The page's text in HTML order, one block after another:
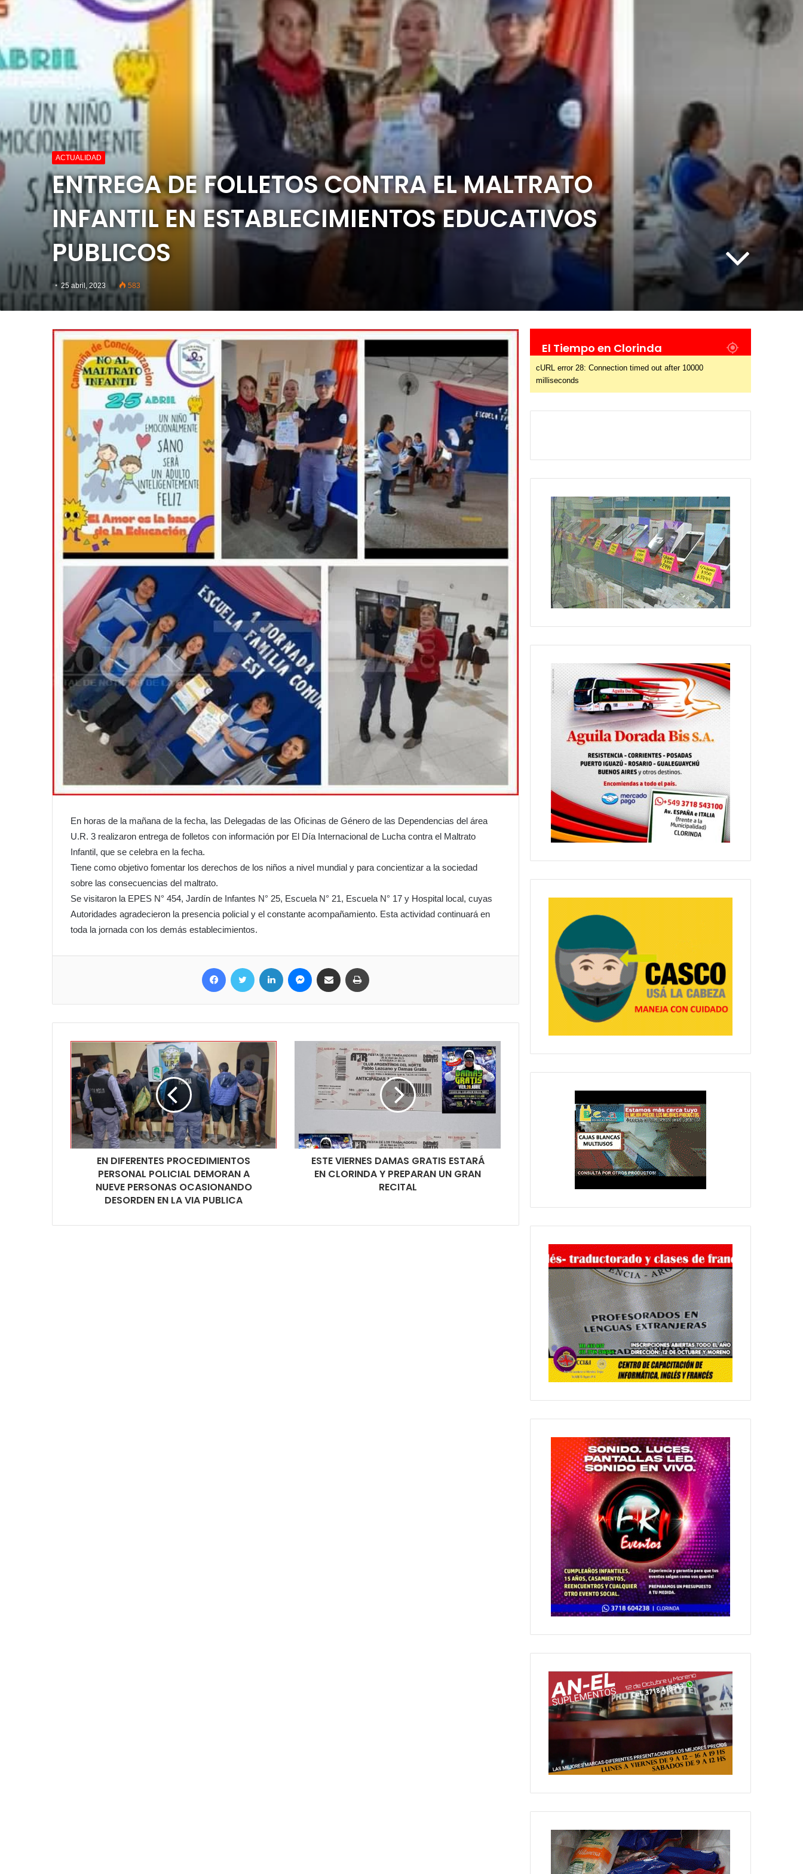
ACTUALIDAD
ENTREGA DE FOLLETOS CONTRA EL MALTRATO
INFANTIL EN ESTABLECIMIENTOS EDUCATIVOS
PUBLICOS
25 abril, 2023 583
En horas de la mañana de la fecha, las Delegadas de las Oficinas de Género de las Dependencias del área
U.R. 3 realizaron entrega de folletos con información por El Día Internacional de Lucha contra el Maltrato
Infantil, que se celebra en la fecha.
Tiene como objetivo fomentar los derechos de los niños a nivel mundial y para concientizar a la sociedad
sobre las consecuencias del maltrato.
Se visitaron la EPES N° 454, Jardín de Infantes N° 25, Escuela N° 21, Escuela N° 17 y Hospital local, cuyas
Autoridades agradecieron la presencia policial y el constante acompañamiento. Esta actividad continuará en
toda la jornada con los demás establecimientos.
Facebook Twitter LinkedIn MessengerCompartir por correo electrónico
EN DIFERENTES PROCEDIMIENTOS
PERSONAL POLICIAL DEMORAN A
NUEVE PERSONAS OCASIONANDO
DESORDEN EN LA VIA PUBLICA
ESTE VIERNES DAMAS GRATIS ESTARÁ
EN CLORINDA Y PREPARAN UN GRAN
RECITAL
El Tiempo en Clorinda
cURL error 28: Connection timed out after 10000
milliseconds